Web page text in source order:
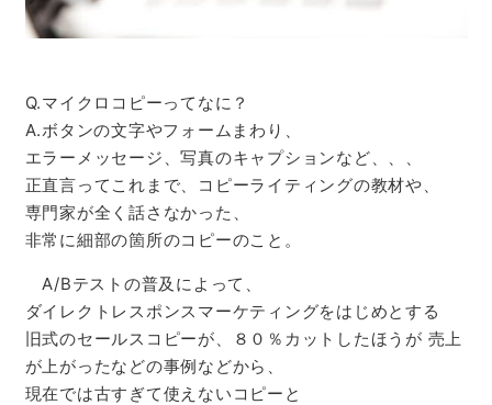
Q.マイクロコピーってなに？
A.ボタンの文字やフォームまわり、
エラーメッセージ、写真のキャプションなど、、、
正直言ってこれまで、コピーライティングの教材や、
専門家が全く話さなかった、
非常に細部の箇所のコピーのこと。
A/Bテストの普及によって、
ダイレクトレスポンスマーケティングをはじめとする
旧式のセールスコピーが、８０％カットしたほうが 売上
が上がったなどの事例などから、
現在では古すぎて使えないコピーと